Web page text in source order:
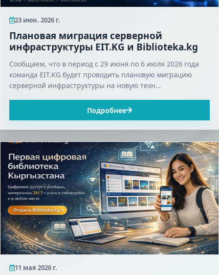
23 июн. 2026 г.
Плановая миграция серверной
инфраструктуры EIT.KG и Biblioteka.kg
Сообщаем, что в период с 29 июня по 6 июля 2026 года
команда EIT.KG будет проводить плановую миграцию
серверной инфраструктуры на новую техн…
Подробнее
11 мая 2026 г.